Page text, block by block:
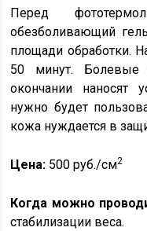
Перед
обезболивающий
площади обработки.
50 минут.
окончании наносят
нужно будет
кожа нуждается в
Цена: 500 руб./см2
Когда можно
стабилизации веса.